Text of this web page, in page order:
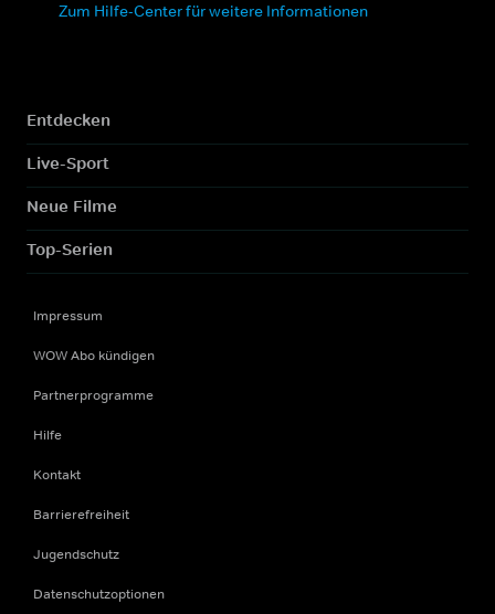
Zum Hilfe-Center für weitere Informationen
Entdecken
Live-Sport
Neue Filme
Top-Serien
Impressum
WOW Abo kündigen
Partnerprogramme
Hilfe
Kontakt
Barrierefreiheit
Jugendschutz
Datenschutzoptionen